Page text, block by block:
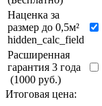
Наценка за
размер до 0,5м²
hidden_calc_field
Расширенная
гарантия 3 года
(1000 руб.)
Итоговая цена: